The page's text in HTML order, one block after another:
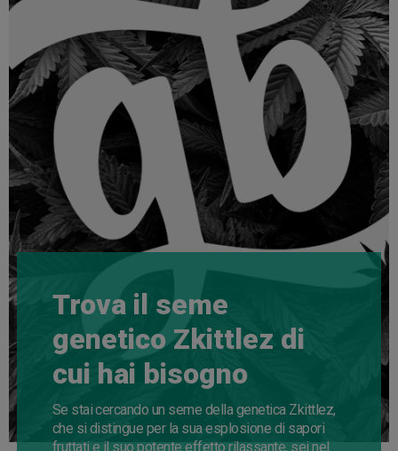
Trova il seme
genetico Zkittlez di
cui hai bisogno
Se stai cercando un seme della genetica Zkittlez,
che si distingue per la sua esplosione di sapori
fruttati e il suo potente effetto rilassante, sei nel